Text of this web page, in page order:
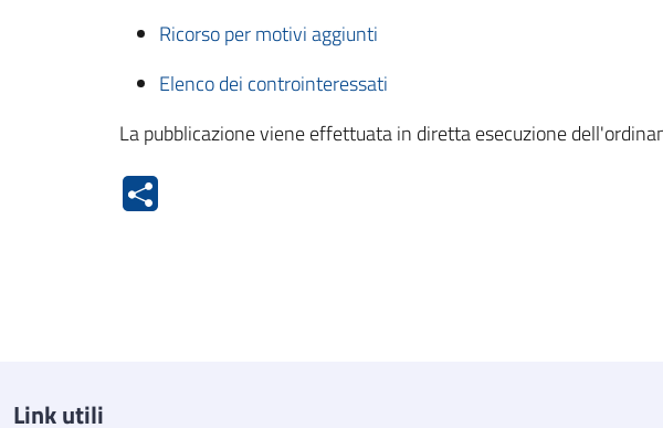
Ricorso per motivi aggiunti
Elenco dei controinteressati
La pubblicazione viene effettuata in diretta esecuzione
Link utili